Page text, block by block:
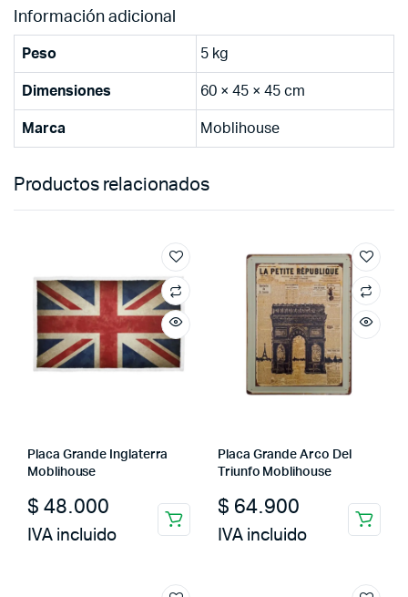
Información adicional
Peso 5 kg
Dimensiones 60 × 45 × 45 cm
Marca Moblihouse
Productos relacionados
Placa Grande Inglaterra
Moblihouse
$ 48.000
IVA incluido
Placa Grande Arco Del
Triunfo Moblihouse
$ 64.900
IVA incluido